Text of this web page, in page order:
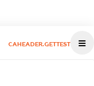
CAHEADER.GETTEST